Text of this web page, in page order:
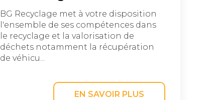
BG Recyclage met à votre disposition
l'ensemble de ses compétences dans
le recyclage et la valorisation de
déchets notamment la récupération
de véhicu...
EN SAVOIR PLUS